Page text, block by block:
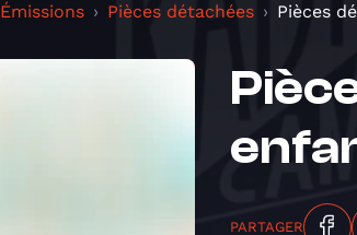
Émissions Pièces détachées Pièces
PARTAGER